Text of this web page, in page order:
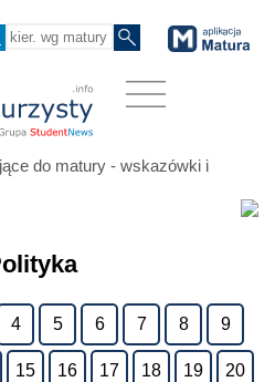
do matury - wskazówki i
4 5 6 7 8 9
15 16 17 18 19 20